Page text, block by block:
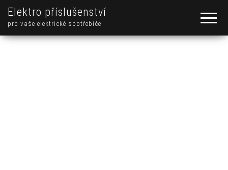
Elektro příslušenství
pro vaše elektrické spotřebiče